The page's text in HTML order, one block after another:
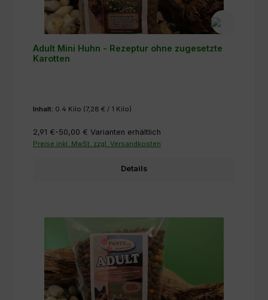
Adult Mini Huhn - Rezeptur ohne zugesetzte
Karotten
Inhalt: 0.4 Kilo (7,28 € / 1 Kilo)
2,91 €-50,00 € Varianten erhältlich
Preise inkl. MwSt. zzgl. Versandkosten
Details